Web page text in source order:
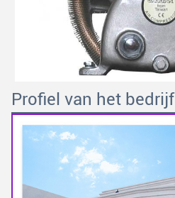
Profiel van het bedrijf